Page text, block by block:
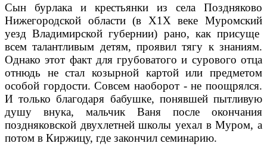
Сын бурлака и крестьянки из села Поздняково
Нижегородской области (в Х1Х веке Муромский
уезд Владимирской губернии) рано, как присуще
всем талантливым детям, проявил тягу к знаниям.
Однако этот факт для грубоватого и сурового отца
отнюдь не стал козырной картой или предметом
особой гордости. Совсем наоборот - не поощрялся.
И только благодаря бабушке, понявшей пытливую
душу внука, мальчик Ваня после окончания
поздняковской двухлетней школы уехал в Муром, а
потом в Киржицу, где закончил семинарию.